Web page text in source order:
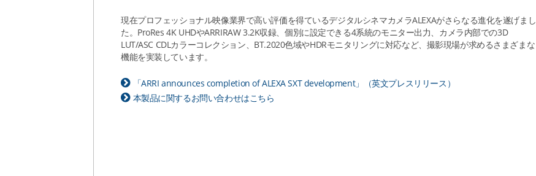
現在プロフェッショナル映像業界で高い評価を得ているデジタルシネマカメラALEXAがさらなる進化を遂げまし
た。ProRes 4K UHDやARRIRAW 3.2K収録、個別に設定できる4系統のモニター出力、カメラ内部での3D
LUT/ASC CDLカラーコレクション、BT.2020色域やHDRモニタリングに対応など、撮影現場が求めるさまざまな
機能を実装しています。
「ARRI announces completion of ALEXA SXT development」（英文プレスリリース）
本製品に関するお問い合わせはこちら